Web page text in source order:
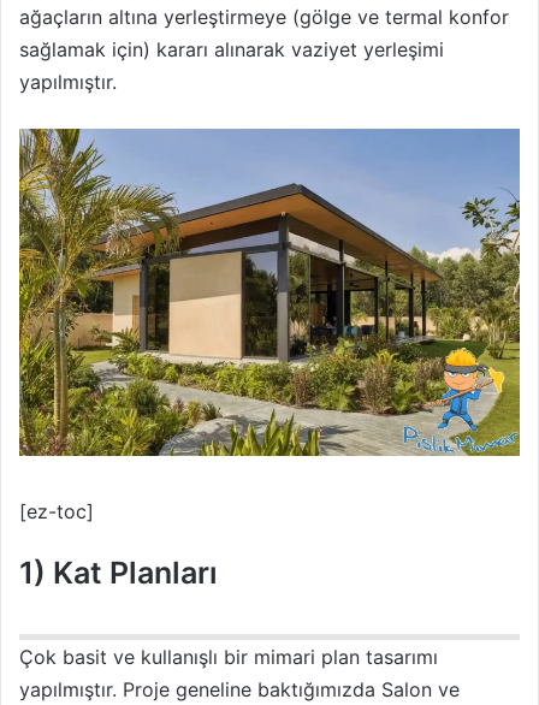
ağaçların altına yerleştirmeye (gölge ve termal konfor
sağlamak için) kararı alınarak vaziyet yerleşimi
yapılmıştır.
[ez-toc]
1) Kat Planları
Çok basit ve kullanışlı bir mimari plan tasarımı
yapılmıştır. Proje geneline baktığımızda Salon ve